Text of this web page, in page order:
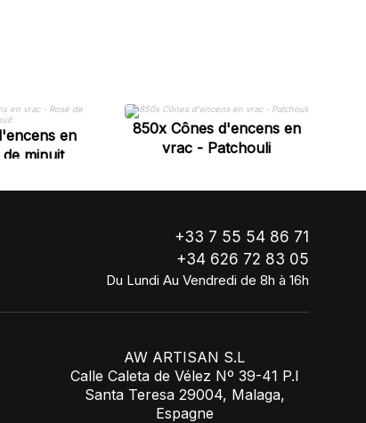
en
minuit
850x Cônes d'encens en
vrac - Patchouli
+33 7 55 54 86 71
+34 626 72 83 05
Du Lundi Au Vendredi de 8h à 16h
AW ARTISAN S.L
Calle Caleta de Vélez Nº 39-41 P.I
Santa Teresa 29004, Malaga,
Espagne